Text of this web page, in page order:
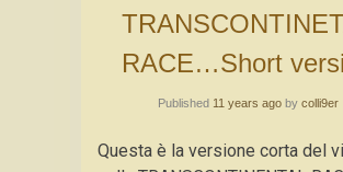
RACE…Short
Published 11 years agoby colli9er
Questa è la versione corta del